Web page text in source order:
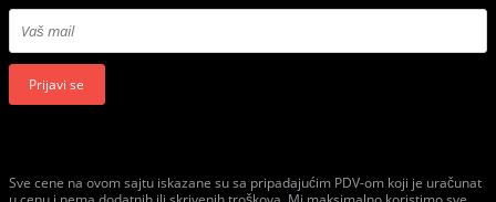
Prijavi se
Sve cene na ovom sajtu iskazane su sa pripadajućim PDV-om koji je uračunat